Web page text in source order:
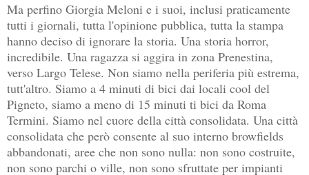
Ma perfino Giorgia Meloni e i suoi, inclusi praticamente
tutti i giornali, tutta l'opinione pubblica, tutta la stampa
hanno deciso di ignorare la storia. Una storia horror,
incredibile. Una ragazza si aggira in zona Prenestina,
verso Largo Telese. Non siamo nella periferia più estrema,
tutt'altro. Siamo a 4 minuti di bici dai locali cool del
Pigneto, siamo a meno di 15 minuti ti bici da Roma
Termini. Siamo nel cuore della città consolidata. Una città
consolidata che però consente al suo interno browfields
abbandonati, aree che non sono nulla: non sono costruite,
non sono parchi o ville, non sono sfruttate per impianti